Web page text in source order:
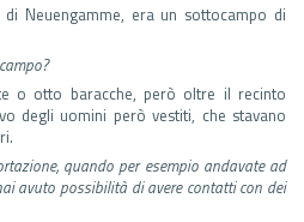
Neuengamme, era un sottocampo di
o otto baracche, però oltre il recinto
degli uomini però vestiti, che stavano
quando per esempio andavate ad
avuto possibilità di avere contatti con dei